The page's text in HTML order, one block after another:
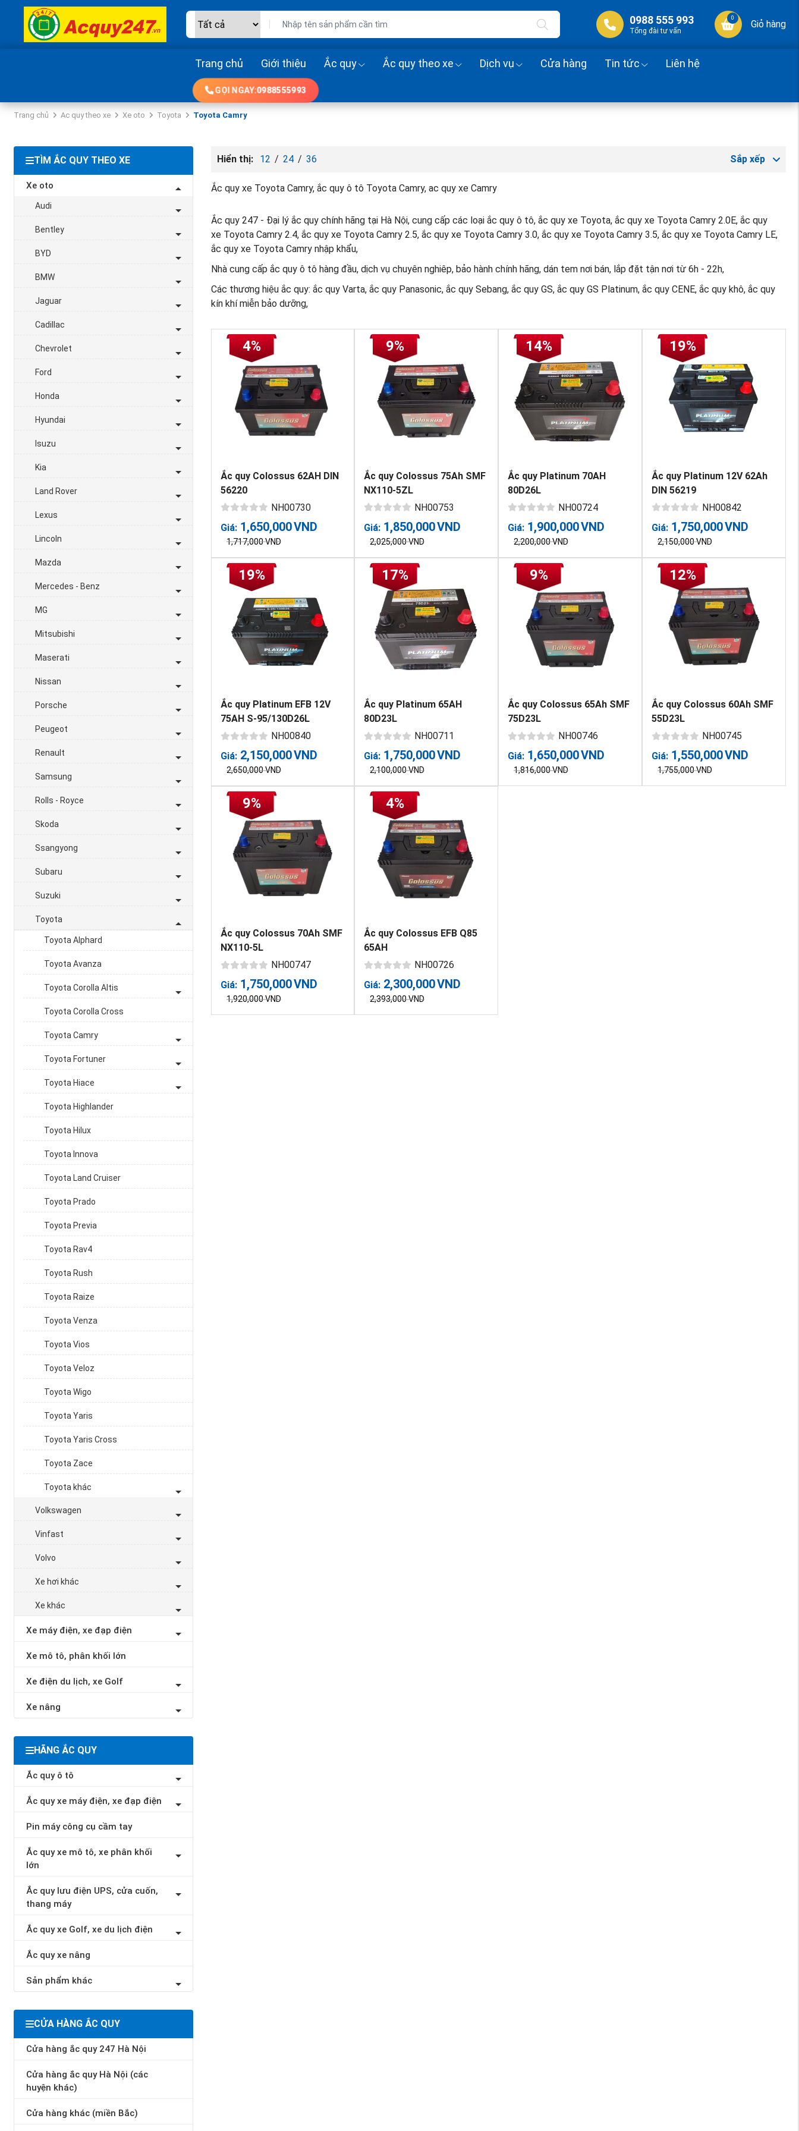
0988 555 993
Tổng đài tư vấn
0
Giỏ hàng
Trang chủ Giới thiệu Ắc quy Ắc quy theo xe Dịch vụ Cửa hàng Tin tức Liên hệ
GỌI NGAY:0988555993
Trang chủ Ac quy theo xe Xe oto Toyota Toyota Camry
TÌM ẮC QUY THEO XE
Xe oto
Audi
Bentley
BYD
BMW
Jaguar
Cadillac
Chevrolet
Ford
Honda
Hyundai
Isuzu
Kia
Land Rover
Lexus
Lincoln
Mazda
Mercedes - Benz
MG
Mitsubishi
Maserati
Nissan
Porsche
Peugeot
Renault
Samsung
Rolls - Royce
Skoda
Ssangyong
Subaru
Suzuki
Toyota
Toyota Alphard
Toyota Avanza
Toyota Corolla Altis
Toyota Corolla Cross
Toyota Camry
Toyota Fortuner
Toyota Hiace
Toyota Highlander
Toyota Hilux
Toyota Innova
Toyota Land Cruiser
Toyota Prado
Toyota Previa
Toyota Rav4
Toyota Rush
Toyota Raize
Toyota Venza
Toyota Vios
Toyota Veloz
Toyota Wigo
Toyota Yaris
Toyota Yaris Cross
Toyota Zace
Toyota khác
Volkswagen
Vinfast
Volvo
Xe hơi khác
Xe khác
Xe máy điện, xe đạp điện
Xe mô tô, phân khối lớn
Xe điện du lịch, xe Golf
Xe nâng
HÃNG ẮC QUY
Ắc quy ô tô
Ắc quy xe máy điện, xe đạp điện
Pin máy công cụ cầm tay
Ắc quy xe mô tô, xe phân khối
lớn
Ắc quy lưu điện UPS, cửa cuốn,
thang máy
Ắc quy xe Golf, xe du lịch điện
Ắc quy xe nâng
Sản phẩm khác
CỬA HÀNG ẮC QUY
Cửa hàng ắc quy 247 Hà Nội
Cửa hàng ắc quy Hà Nội (các
huyện khác)
Cửa hàng khác (miền Bắc)
Hiển thị: 12 / 24 / 36 Sắp xếp
Ắc quy xe Toyota Camry, ắc quy ô tô Toyota Camry, ac quy xe Camry
Ắc quy 247 - Đại lý ắc quy chính hãng tại Hà Nội, cung cấp các loại ắc quy ô tô, ắc quy xe Toyota, ắc quy xe Toyota Camry 2.0E, ắc quy
xe Toyota Camry 2.4, ắc quy xe Toyota Camry 2.5, ắc quy xe Toyota Camry 3.0, ắc quy xe Toyota Camry 3.5, ắc quy xe Toyota Camry LE,
ắc quy xe Toyota Camry nhập khẩu,
Nhà cung cấp ắc quy ô tô hàng đầu, dịch vụ chuyên nghiêp, bảo hành chính hãng, dán tem nơi bán, lắp đặt tận nơi từ 6h - 22h,
Các thương hiệu ắc quy: ắc quy Varta, ắc quy Panasonic, ắc quy Sebang, ắc quy GS, ắc quy GS Platinum, ắc quy CENE, ắc quy khô, ắc quy
kín khí miễn bảo dưỡng,
4%
Ắc quy Colossus 62AH DIN
56220
NH00730
Giá: 1,650,000VND
1,717,000VND
9%
Ắc quy Colossus 75Ah SMF
NX110-5ZL
NH00753
Giá: 1,850,000VND
2,025,000VND
14%
Ắc quy Platinum 70AH
80D26L
NH00724
Giá: 1,900,000VND
2,200,000VND
19%
Ắc quy Platinum 12V 62Ah
DIN 56219
NH00842
Giá: 1,750,000VND
2,150,000VND
19%
Ắc quy Platinum EFB 12V
75AH S-95/130D26L
NH00840
Giá: 2,150,000VND
2,650,000VND
17%
Ắc quy Platinum 65AH
80D23L
NH00711
Giá: 1,750,000VND
2,100,000VND
9%
Ắc quy Colossus 65Ah SMF
75D23L
NH00746
Giá: 1,650,000VND
1,816,000VND
12%
Ắc quy Colossus 60Ah SMF
55D23L
NH00745
Giá: 1,550,000VND
1,755,000VND
9%
Ắc quy Colossus 70Ah SMF
NX110-5L
NH00747
Giá: 1,750,000VND
1,920,000VND
4%
Ắc quy Colossus EFB Q85
65AH
NH00726
Giá: 2,300,000VND
2,393,000VND